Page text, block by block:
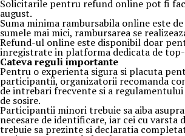
Solicitarile pentru refund online pot fi
august.
Suma minima rambursabila online este
sumele mai mici, rambursarea se
Refund-ul online este disponibil doar
inregistrate in platforma dedicata de
Cateva reguli importante
Pentru o experienta sigura si placuta
participantii, organizatorii recomanda
de intrebari frecvente si a
de sosire.
Participantii minori trebuie sa aiba
necesare de identificare, iar cei cu varsta
trebuie sa prezinte si declaratia